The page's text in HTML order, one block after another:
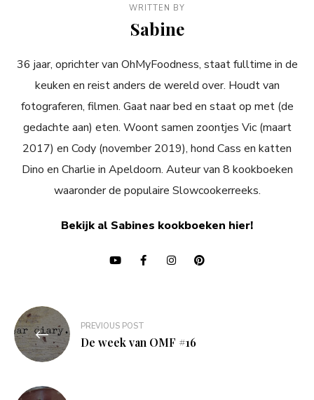
WRITTEN BY
Sabine
36 jaar, oprichter van OhMyFoodness, staat fulltime in de
keuken en reist anders de wereld over. Houdt van
fotograferen, filmen. Gaat naar bed en staat op met (de
gedachte aan) eten. Woont samen zoontjes Vic (maart
2017) en Cody (november 2019), hond Cass en katten
Dino en Charlie in Apeldoorn. Auteur van 8 kookboeken
waaronder de populaire Slowcookerreeks.
Bekijk al Sabines kookboeken hier!
Bericht
navigatie
PREVIOUS POST
De week van OMF #16